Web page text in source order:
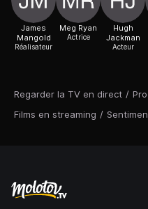
Regarder la TV en direct /
Films en streaming /
James
Mangold
Réalisateur
Meg Ryan
Actrice
Hugh
Jackman
Acteur